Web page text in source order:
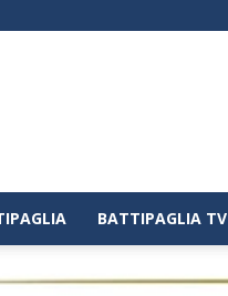
BATTIPAGLIA TV